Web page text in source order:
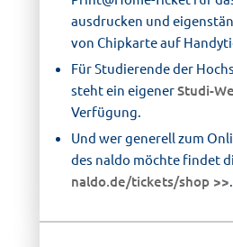
ausdrucken und
von Chipkarte auf
Für Studierende der
steht ein eigenerStudi-
Verfügung.
Und wer generell zum
des naldo möchte findet
naldo.de/tickets/shop